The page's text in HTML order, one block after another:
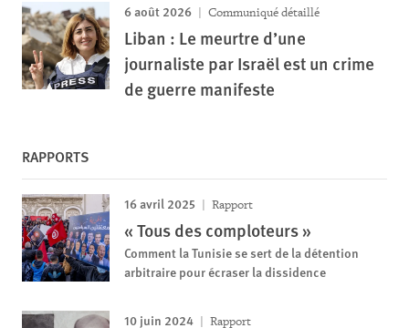
6 août 2026 Communiqué détaillé
Liban : Le meurtre d’une
journaliste par Israël est un crime
de guerre manifeste
RAPPORTS
16 avril 2025 Rapport
« Tous des comploteurs »
Comment la Tunisie se sert de la détention
arbitraire pour écraser la dissidence
10 juin 2024 Rapport